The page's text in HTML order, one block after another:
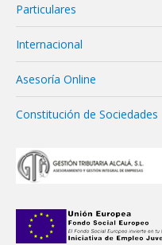
Particulares
Internacional
Asesoría Online
Constitución de Sociedades